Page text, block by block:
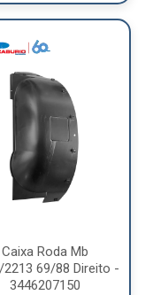
Caixa Roda Mb
2213 69/88 Direito -
3446207150